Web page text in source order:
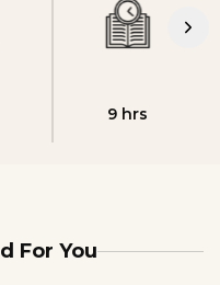
9 hrs
For You